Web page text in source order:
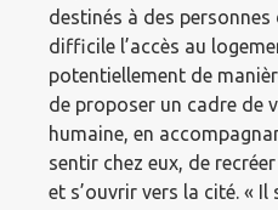
destinés à des
difficile l’accès au
potentiellement de
de proposer un cadre de
humaine, en
sentir chez eux, de
et s’ouvrir vers la cité. «